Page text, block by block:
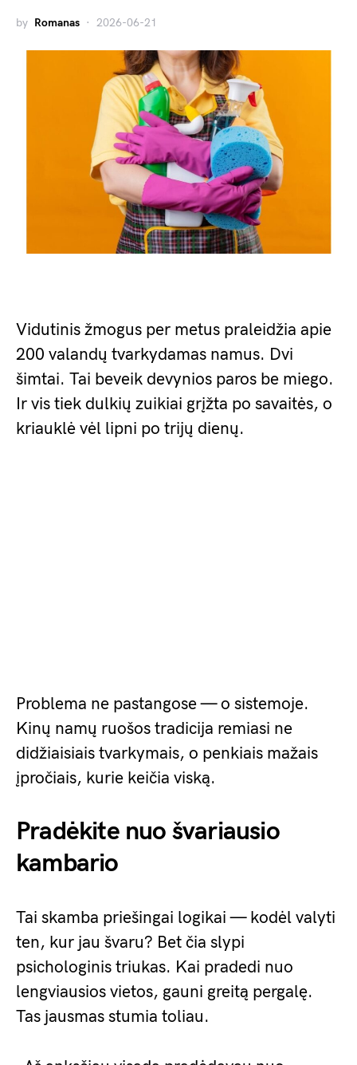
by Romanas 2026-06-21
Vidutinis žmogus per metus praleidžia apie
200 valandų tvarkydamas namus. Dvi
šimtai. Tai beveik devynios paros be miego.
Ir vis tiek dulkių zuikiai grįžta po savaitės, o
kriauklė vėl lipni po trijų dienų.
Problema ne pastangose — o sistemoje.
Kinų namų ruošos tradicija remiasi ne
didžiaisiais tvarkymais, o penkiais mažais
įpročiais, kurie keičia viską.
Pradėkite nuo švariausio
kambario
Tai skamba priešingai logikai — kodėl valyti
ten, kur jau švaru? Bet čia slypi
psichologinis triukas. Kai pradedi nuo
lengviausios vietos, gauni greitą pergalę.
Tas jausmas stumia toliau.